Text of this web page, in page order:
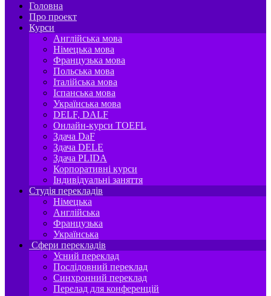
Головна
Про проект
Курси
Англійська мова
Німецька мова
Французька мова
Польська мова
Італійська мова
Іспанська мова
Українська мова
DELF, DALF
Онлайн-курси TOEFL
Здача DaF
Здача DELE
Здача PLIDA
Корпоративні курси
Індивідуальні заняття
Студія перекладів
Німецька
Англійська
Французька
Українська
Сфери перекладів
Усний переклад
Послідовний переклад
Синхронний переклад
Перелад для конференцій